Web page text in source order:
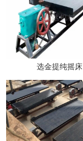
选金提纯摇床